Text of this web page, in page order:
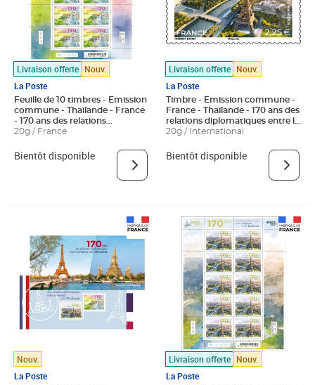
Livraison offerte Nouv.
La Poste
Feuille de 10 timbres - Emission
commune - Thaïlande - France
- 170 ans des relations
diplomatiques entre la
Arun - Lettre Verte
20g / France
Bientôt disponible
Livraison offerte Nouv.
La Poste
Timbre - Emission commune -
France - Thaïlande - 170 ans des
relations diplomatiques entre la
France et la Thaïlande - Tour
20g / International
Bientôt disponible
Nouv.
La Poste
Livraison offerte Nouv.
La Poste